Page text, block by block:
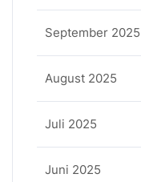
September 2025
August 2025
Juli 2025
Juni 2025